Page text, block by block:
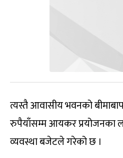
त्यस्तै आवासीय भवनको
रुपैयाँसम्म आयकर प्रयोजनका
व्यवस्था बजेटले गरेको छ ।